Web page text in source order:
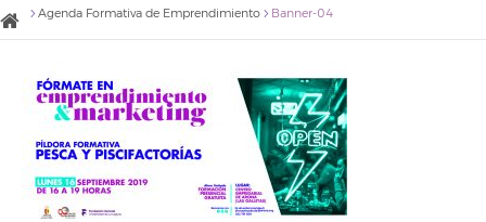
Agenda Formativa de Emprendimiento Banner-04